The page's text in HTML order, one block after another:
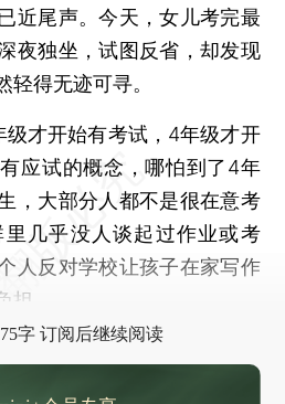
近尾声。今天，女儿考完最
夜独坐，试图反省，却发现
得无迹可寻。
才开始有考试，4年级才开
应试的概念，哪怕到了4年
，大部分人都不是很在意考
几乎没人谈起过作业或考
人反对学校让孩子在家写作
。
字 订阅后继续阅读